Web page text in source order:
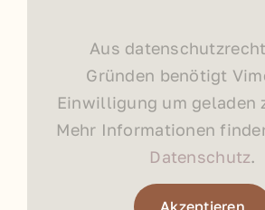
Aus
Gründen benötigt
Einwilligung um geladen
Mehr Informationen
Datenschutz.
Akzeptieren